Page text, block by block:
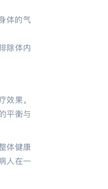
体的气
除体内
效果。
平衡与
体健康
人在一